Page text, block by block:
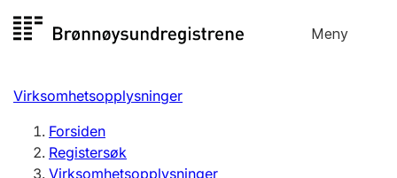
til
Meny
Registersøk
Aksjeselskap
Virksomhetsopplysninger
Forsiden
Registersøk
Virksomhetsopplysninger